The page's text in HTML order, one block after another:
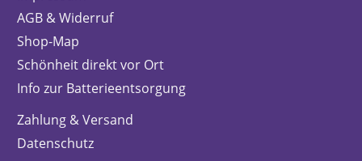
AGB & Widerruf
Shop-Map
Schönheit direkt vor Ort
Info zur Batterieentsorgung
Zahlung & Versand
Datenschutz